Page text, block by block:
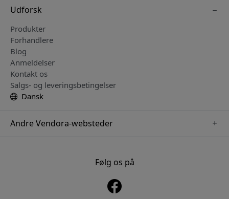
Udforsk
Produkter
Forhandlere
Blog
Anmeldelser
Kontakt os
Salgs- og leveringsbetingelser
Dansk
Andre Vendora-websteder
Følg os på